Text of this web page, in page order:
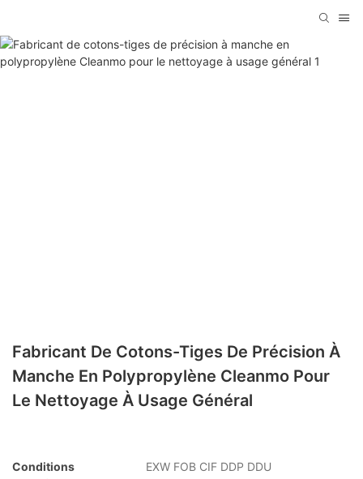
Fabricant De Cotons-Tiges De Précision À
Manche En Polypropylène Cleanmo Pour
Le Nettoyage À Usage Général
Conditions
EXW FOB CIF DDP DDU